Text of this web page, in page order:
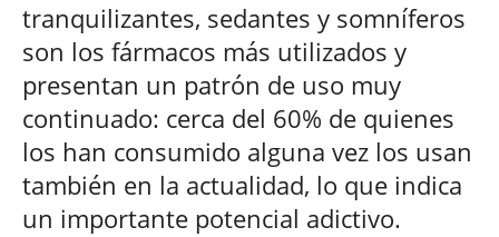
tranquilizantes, sedantes y somníferos
son los fármacos más utilizados y
presentan un patrón de uso muy
continuado: cerca del 60% de quienes
los han consumido alguna vez los usan
también en la actualidad, lo que indica
un importante potencial adictivo.